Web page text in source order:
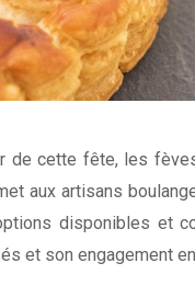
de cette fête, les
aux artisans
disponibles et
et son engagement